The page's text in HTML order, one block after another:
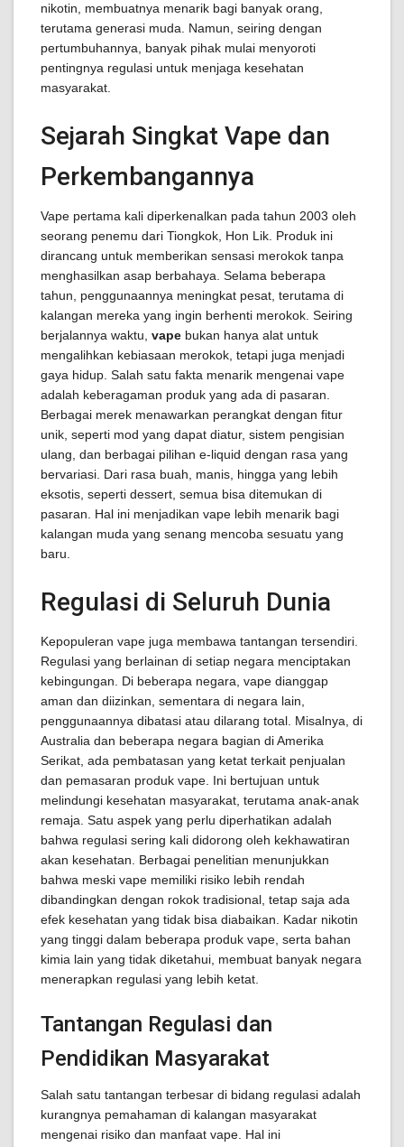
nikotin, membuatnya menarik bagi banyak orang,
terutama generasi muda. Namun, seiring dengan
pertumbuhannya, banyak pihak mulai menyoroti
pentingnya regulasi untuk menjaga kesehatan
masyarakat.
Sejarah Singkat Vape dan
Perkembangannya
Vape pertama kali diperkenalkan pada tahun 2003 oleh
seorang penemu dari Tiongkok, Hon Lik. Produk ini
dirancang untuk memberikan sensasi merokok tanpa
menghasilkan asap berbahaya. Selama beberapa
tahun, penggunaannya meningkat pesat, terutama di
kalangan mereka yang ingin berhenti merokok. Seiring
berjalannya waktu, vape bukan hanya alat untuk
mengalihkan kebiasaan merokok, tetapi juga menjadi
gaya hidup. Salah satu fakta menarik mengenai vape
adalah keberagaman produk yang ada di pasaran.
Berbagai merek menawarkan perangkat dengan fitur
unik, seperti mod yang dapat diatur, sistem pengisian
ulang, dan berbagai pilihan e-liquid dengan rasa yang
bervariasi. Dari rasa buah, manis, hingga yang lebih
eksotis, seperti dessert, semua bisa ditemukan di
pasaran. Hal ini menjadikan vape lebih menarik bagi
kalangan muda yang senang mencoba sesuatu yang
baru.
Regulasi di Seluruh Dunia
Kepopuleran vape juga membawa tantangan tersendiri.
Regulasi yang berlainan di setiap negara menciptakan
kebingungan. Di beberapa negara, vape dianggap
aman dan diizinkan, sementara di negara lain,
penggunaannya dibatasi atau dilarang total. Misalnya, di
Australia dan beberapa negara bagian di Amerika
Serikat, ada pembatasan yang ketat terkait penjualan
dan pemasaran produk vape. Ini bertujuan untuk
melindungi kesehatan masyarakat, terutama anak-anak
remaja. Satu aspek yang perlu diperhatikan adalah
bahwa regulasi sering kali didorong oleh kekhawatiran
akan kesehatan. Berbagai penelitian menunjukkan
bahwa meski vape memiliki risiko lebih rendah
dibandingkan dengan rokok tradisional, tetap saja ada
efek kesehatan yang tidak bisa diabaikan. Kadar nikotin
yang tinggi dalam beberapa produk vape, serta bahan
kimia lain yang tidak diketahui, membuat banyak negara
menerapkan regulasi yang lebih ketat.
Tantangan Regulasi dan
Pendidikan Masyarakat
Salah satu tantangan terbesar di bidang regulasi adalah
kurangnya pemahaman di kalangan masyarakat
mengenai risiko dan manfaat vape. Hal ini